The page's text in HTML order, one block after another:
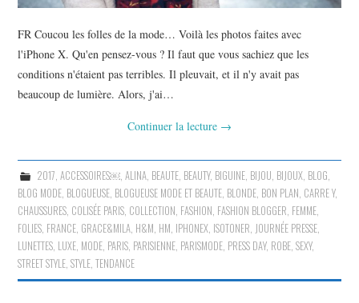
FR Coucou les folles de la mode… Voilà les photos faites avec
l'iPhone X. Qu'en pensez-vous ? Il faut que vous sachiez que les
conditions n'étaient pas terribles. Il pleuvait, et il n'y avait pas
beaucoup de lumière. Alors, j'ai…
Continuer la lecture →
2017, ACCESSOIRES￼, ALINA, BEAUTE, BEAUTY, BIGUINE, BIJOU, BIJOUX, BLOG,
BLOG MODE, BLOGUEUSE, BLOGUEUSE MODE ET BEAUTE, BLONDE, BON PLAN, CARRE Y,
CHAUSSURES, COLISÉE PARIS, COLLECTION, FASHION, FASHION BLOGGER, FEMME,
FOLIES, FRANCE, GRACE&MILA, H&M, HM, IPHONEX, ISOTONER, JOURNÉE PRESSE,
LUNETTES, LUXE, MODE, PARIS, PARISIENNE, PARISMODE, PRESS DAY, ROBE,SEXY,
STREET STYLE,STYLE,TENDANCE